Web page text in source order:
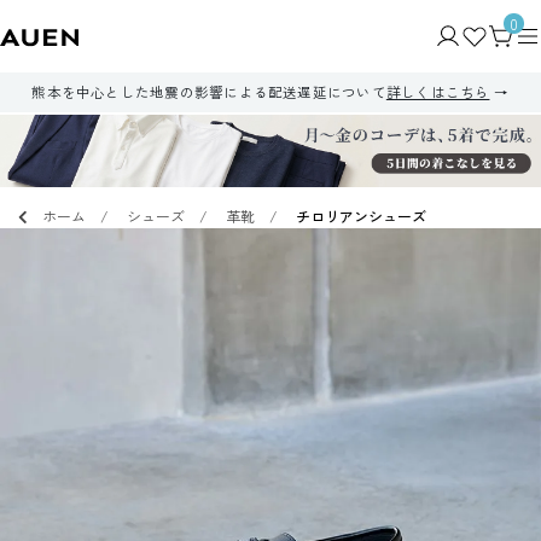
0
熊本を中心とした地震の影響による配送遅延について詳しくはこちら
ホーム シューズ 革靴 チロリアンシューズ